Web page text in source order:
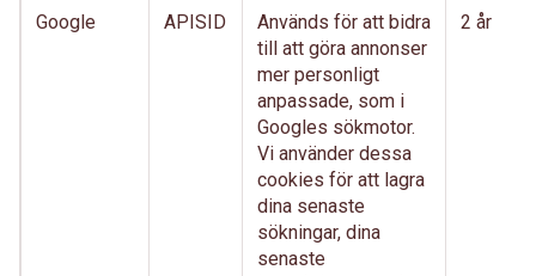
Google APISID
Används för att bidra
till att göra annonser
mer personligt
anpassade, som i
Googles sökmotor.
Vi använder dessa
cookies för att lagra
dina senaste
sökningar, dina
senaste
2 år